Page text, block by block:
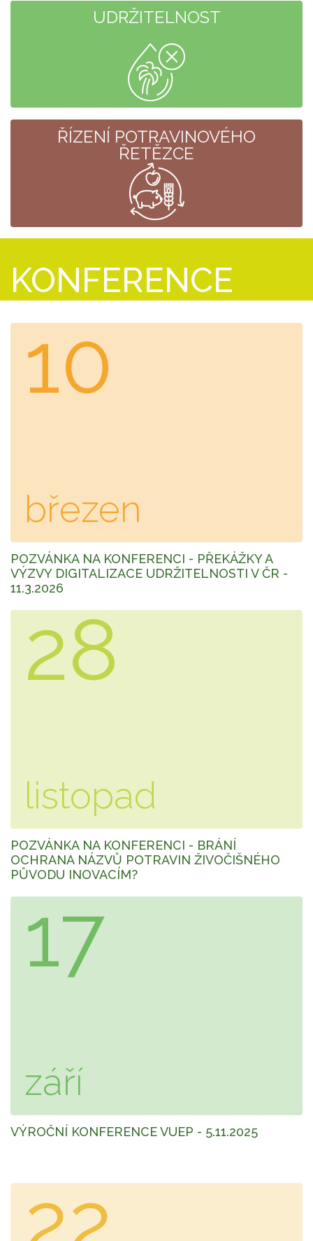
UDRŽITELNOST
ŘÍZENÍ POTRAVINOVÉHO
ŘETĚZCE
KONFERENCE
10
březen
POZVÁNKA NA KONFERENCI - PŘEKÁŽKY A
VÝZVY DIGITALIZACE UDRŽITELNOSTI V ČR -
11.3.2026
28
listopad
POZVÁNKA NA KONFERENCI - BRÁNÍ
OCHRANA NÁZVŮ POTRAVIN ŽIVOČIŠNÉHO
PŮVODU INOVACÍM?
17
září
VÝROČNÍ KONFERENCE VUEP - 5.11.2025